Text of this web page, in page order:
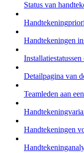
Status van
Handtekeningen
Detailpagina van
Teamleden aan
Handtekeningen